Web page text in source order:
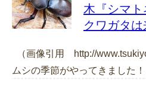
木『シマ
クワガタ
（画像引用 http://
ムシの季節がやってきました！